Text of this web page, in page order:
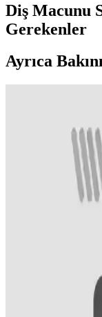
Diş Macunu
Gerekenler
Ayrıca
Agarta diş macunu,
destekler. Düzenli
güçlendirir, bakterileri
Agarta Diş
sağlığı için güvenilir
Klorheksidin
Sağlığındaki